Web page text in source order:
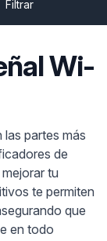
Filtrar
Wi-
partes más
de
tu
te permiten
que
en todo